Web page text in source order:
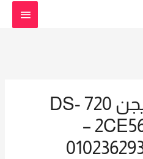
كاميرات هيك فيجن 720 DS-
2CE56C0T-IR2.8 MM –